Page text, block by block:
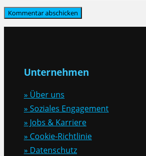
Unternehmen
» Über uns
» Soziales Engagement
» Jobs & Karriere
» Cookie-Richtlinie
» Datenschutz